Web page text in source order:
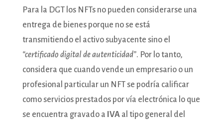
Para la DGT los NFTs no pueden considerarse una
entrega de bienes porque no se está
transmitiendo el activo subyacente sino el
“certificado digital de autenticidad”. Por lo tanto,
considera que cuando vende un empresario o un
profesional particular un NFT se podría calificar
como servicios prestados por vía electrónica lo que
se encuentra gravado a IVA al tipo general del